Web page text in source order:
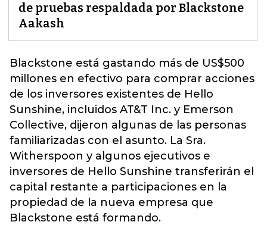
de pruebas respaldada por Blackstone
Aakash
Blackstone está gastando más de US$500
millones en efectivo para comprar acciones
de los inversores existentes de Hello
Sunshine, incluidos AT&T Inc. y Emerson
Collective, dijeron algunas de las personas
familiarizadas con el asunto. La Sra.
Witherspoon y algunos ejecutivos e
inversores de Hello Sunshine transferirán el
capital restante a participaciones en la
propiedad de la nueva empresa que
Blackstone está formando.